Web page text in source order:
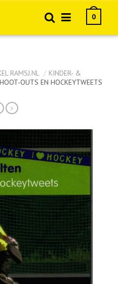
0
RAMSJ.NL / KINDER- &
OUTS EN HOCKEYTWEETS
>